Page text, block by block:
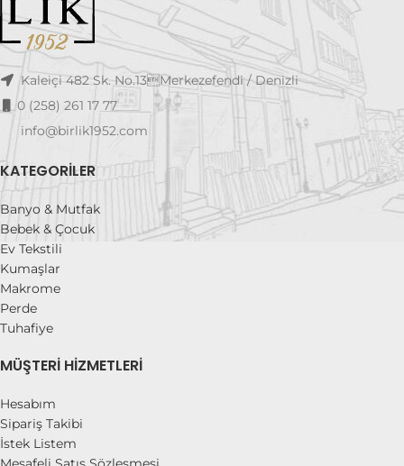
Kaleiçi 482 Sk. No.13Merkezefendi / Denizli
0 (258) 261 17 77
info@birlik1952.com
KATEGORILER
Banyo & Mutfak
Bebek & Çocuk
Ev Tekstili
Kumaşlar
Makrome
Perde
Tuhafiye
MÜŞTERI HIZMETLERI
Hesabım
Sipariş Takibi
İstek Listem